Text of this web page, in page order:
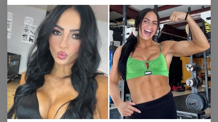
Baru
yang
Genit